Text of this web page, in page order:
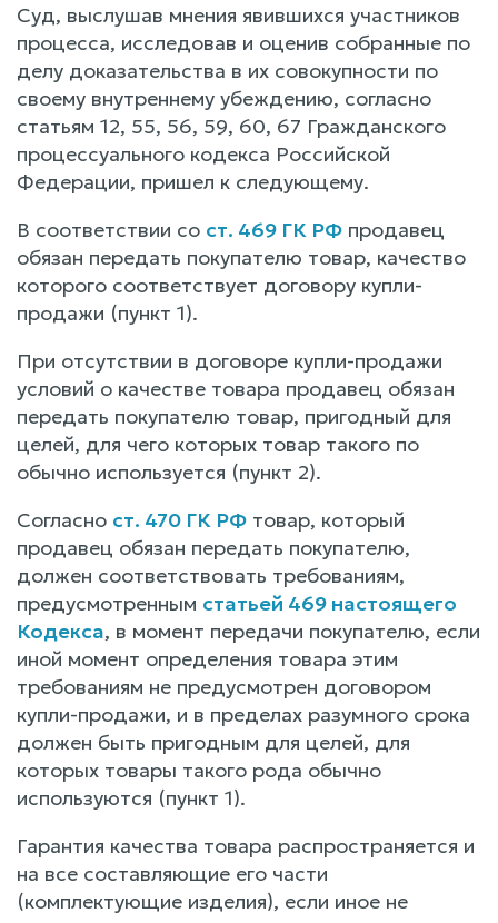
Суд, выслушав мнения явившихся участников
процесса, исследовав и оценив собранные по
делу доказательства в их совокупности по
своему внутреннему убеждению, согласно
статьям 12, 55, 56, 59, 60, 67 Гражданского
процессуального кодекса Российской
Федерации, пришел к следующему.
В соответствии со ст. 469 ГК РФ продавец
обязан передать покупателю товар, качество
которого соответствует договору купли-
продажи (пункт 1).
При отсутствии в договоре купли-продажи
условий о качестве товара продавец обязан
передать покупателю товар, пригодный для
целей, для чего которых товар такого по
обычно используется (пункт 2).
Согласно ст. 470 ГК РФ товар, который
продавец обязан передать покупателю,
должен соответствовать требованиям,
предусмотренным статьей 469 настоящего
Кодекса, в момент передачи покупателю, если
иной момент определения товара этим
требованиям не предусмотрен договором
купли-продажи, и в пределах разумного срока
должен быть пригодным для целей, для
которых товары такого рода обычно
используются (пункт 1).
Гарантия качества товара распространяется и
на все составляющие его части
(комплектующие изделия), если иное не